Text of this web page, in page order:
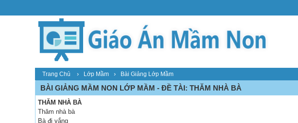
Trang Chủ › Lớp Mầm › Bài Giảng Lớp Mầm
BÀI GIẢNG MẦM NON LỚP MẦM - ĐỀ TÀI: THĂM NHÀ BÀ
THĂM NHÀ BÀ
Thăm nhà bà
Bà đi vắng